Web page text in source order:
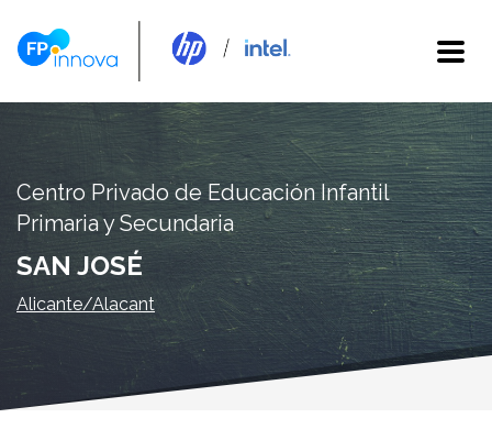
Centro Privado de Educación Infantil
Primaria y Secundaria
SAN JOSÉ
Alicante/Alacant